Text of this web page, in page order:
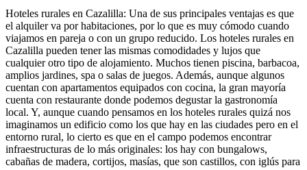
Hoteles rurales en Cazalilla: Una de sus principales ventajas es que
el alquiler va por habitaciones, por lo que es muy cómodo cuando
viajamos en pareja o con un grupo reducido. Los hoteles rurales en
Cazalilla pueden tener las mismas comodidades y lujos que
cualquier otro tipo de alojamiento. Muchos tienen piscina, barbacoa,
amplios jardines, spa o salas de juegos. Además, aunque algunos
cuentan con apartamentos equipados con cocina, la gran mayoría
cuenta con restaurante donde podemos degustar la gastronomía
local. Y, aunque cuando pensamos en los hoteles rurales quizá nos
imaginamos un edificio como los que hay en las ciudades pero en el
entorno rural, lo cierto es que en el campo podemos encontrar
infraestructuras de lo más originales: los hay con bungalows,
cabañas de madera, cortijos, masías, que son castillos, con iglús para